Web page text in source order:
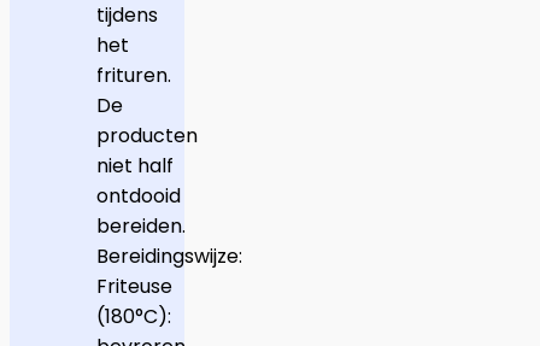
tijdens
het
frituren.
De
producten
niet half
ontdooid
bereiden.
Bereidingswijze:
Friteuse
(180°C):